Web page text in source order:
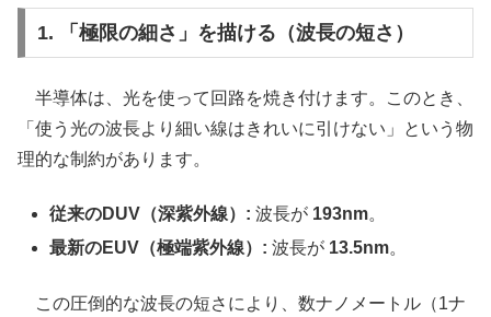
1. 「極限の細さ」を描ける（波長の短さ）
半導体は、光を使って回路を焼き付けます。このとき、
「使う光の波長より細い線はきれいに引けない」という物
理的な制約があります。
従来のDUV（深紫外線）: 波長が 193nm。
最新のEUV（極端紫外線）: 波長が 13.5nm。
この圧倒的な波長の短さにより、数ナノメートル（1ナ